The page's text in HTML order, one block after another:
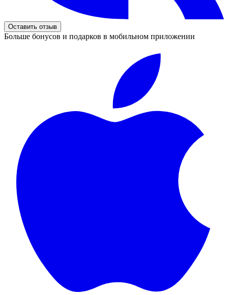
Оставить отзыв
Больше бонусов и подарков в мобильном приложении